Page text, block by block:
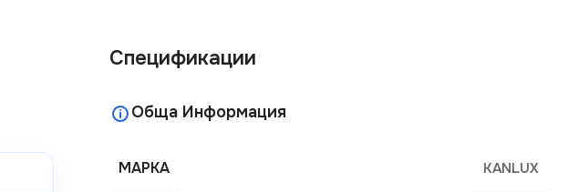
Спецификации
Обща Информация
МАРКА KANLUX